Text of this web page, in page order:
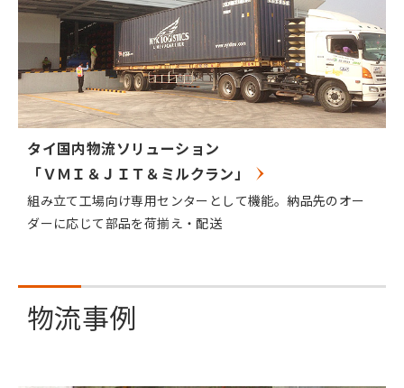
タイ国内物流ソリューション
「ＶＭＩ＆ＪＩＴ＆ミルクラン」
組み立て工場向け専用センターとして機能。納品先のオー
ダーに応じて部品を荷揃え・配送
物流事例